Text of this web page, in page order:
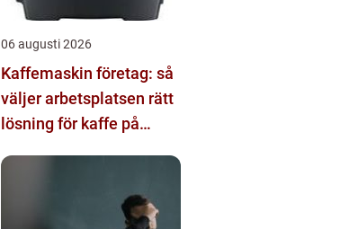
06 augusti 2026
Kaffemaskin företag: så
väljer arbetsplatsen rätt
lösning för kaffe på